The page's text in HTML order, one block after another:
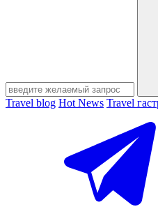
Travel blog Hot News Travel